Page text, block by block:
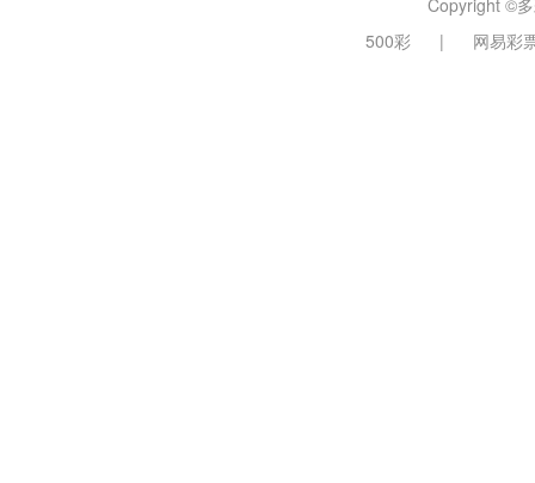
Copyright ©
500彩
| 网易彩